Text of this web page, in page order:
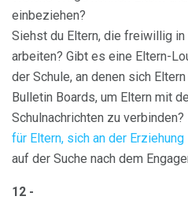
einbeziehen?
Siehst du Eltern, die freiwillig
arbeiten? Gibt es eine Eltern-
der Schule, an denen sich
Bulletin Boards, um Eltern mit
Schulnachrichten zu
für Eltern, sich an der
auf der Suche nach dem
12 -